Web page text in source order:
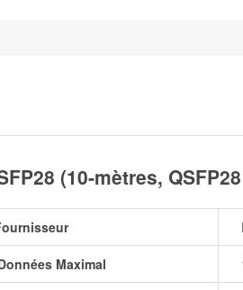
(10-mètres,
Maximal